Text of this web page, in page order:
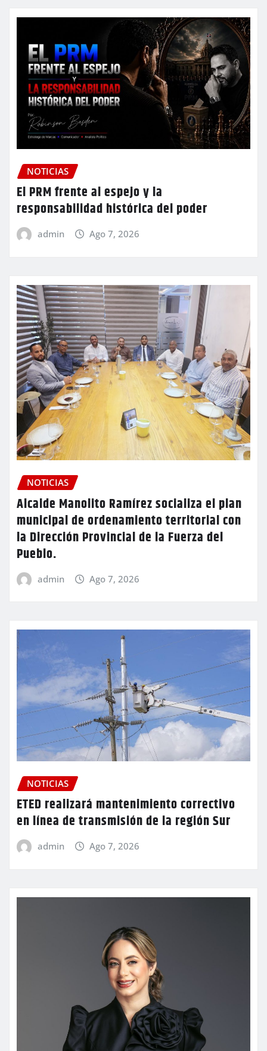
NOTICIAS
El PRM frente al espejo y la
responsabilidad histórica del poder
admin Ago 7, 2026
NOTICIAS
Alcalde Manolito Ramírez socializa el plan
municipal de ordenamiento territorial con
la Dirección Provincial de la Fuerza del
Pueblo.
admin Ago 7, 2026
NOTICIAS
ETED realizará mantenimiento correctivo
en línea de transmisión de la región Sur
admin Ago 7, 2026